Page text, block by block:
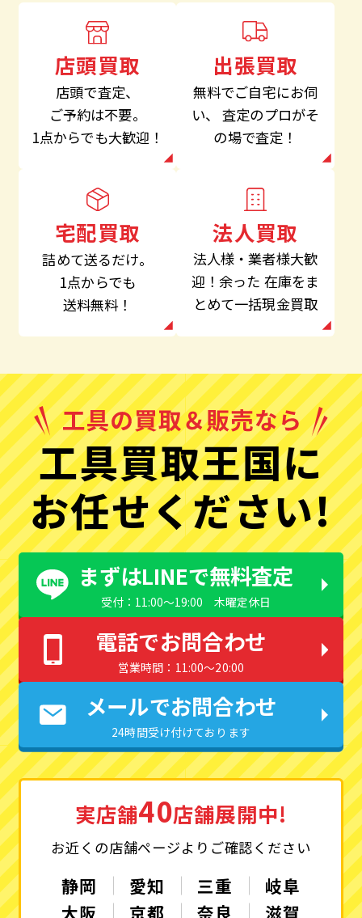
店頭買取
店頭で査定、
ご予約は不要。
1点からでも大歓迎！
出張買取
無料でご自宅にお伺
い、
査定のプロがそ
の場で査定！
宅配買取
詰めて送るだけ。
1点からでも
送料無料！
法人買取
法人様・業者様大歓
迎！余った 在庫をま
とめて一括現金買取
工具買取王国に
お任せください!
まずはLINEで無料査定
受付：11:00〜19:00 木曜定休日
電話でお問合わせ
営業時間：11:00〜20:00
メールでお問合わせ
24時間受け付けております
実店舗40店舗展開中!
お近くの店舗ページよりご確認ください
静岡 愛知 三重
岐阜
大阪
京都 奈良 滋賀